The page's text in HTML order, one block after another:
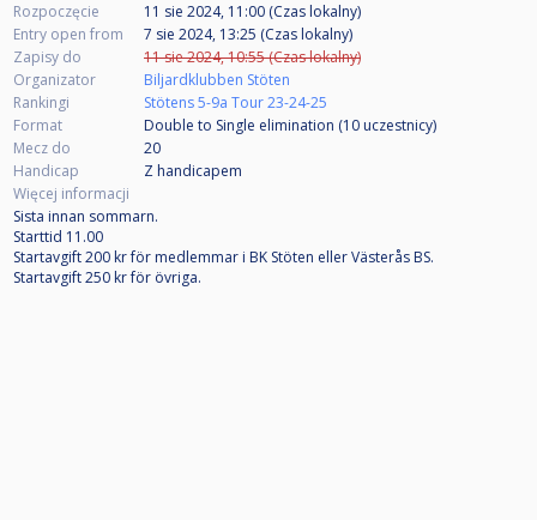
Rozpoczęcie
11 sie 2024, 11:00 (Czas lokalny)
Entry open from
7 sie 2024, 13:25 (Czas lokalny)
Zapisy do
11 sie 2024, 10:55 (Czas lokalny)
Organizator
Biljardklubben Stöten
Rankingi
Stötens 5-9a Tour 23-24-25
Format
Double to Single elimination (10 uczestnicy)
Mecz do
20
Handicap
Z handicapem
Więcej informacji
Sista innan sommarn.
Starttid 11.00
Startavgift 200 kr för medlemmar i BK Stöten eller Västerås BS.
Startavgift 250 kr för övriga.